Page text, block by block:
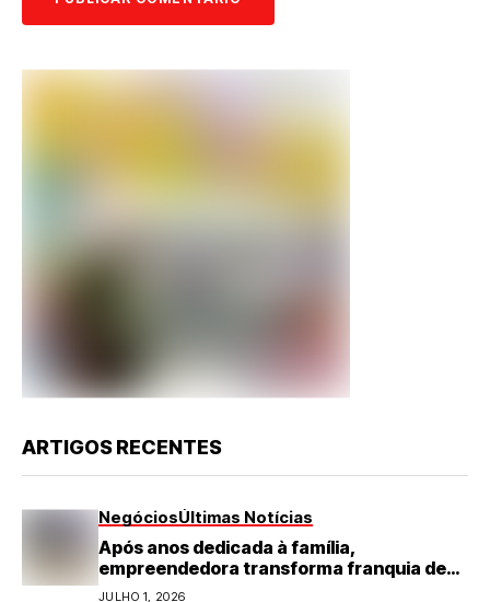
ARTIGOS RECENTES
NegóciosÚltimas Notícias
Após anos dedicada à família,
empreendedora transforma franquia de
turismo em negócio de destaque no RN
JULHO 1, 2026